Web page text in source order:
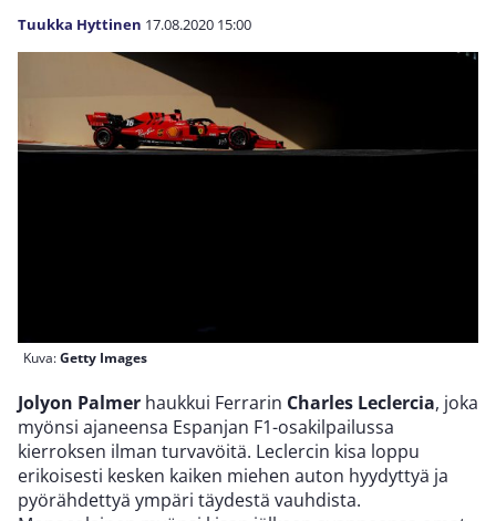
Tuukka Hyttinen 17.08.2020 15:00
Kuva:Getty Images
Jolyon Palmer haukkui Ferrarin Charles Leclercia, joka
myönsi ajaneensa Espanjan F1-osakilpailussa
kierroksen ilman turvavöitä. Leclercin kisa loppu
erikoisesti kesken kaiken miehen auton hyydyttyä ja
pyörähdettyä ympäri täydestä vauhdista.